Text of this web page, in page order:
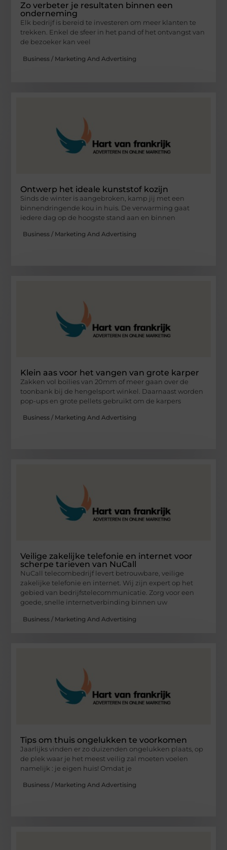
Zo verbeter je resultaten binnen een
onderneming
Elk bedrijf is bereid te investeren om meer klanten te
trekken. Enkel de sfeer in het pand of het ontvangst van
de bezoeker kan veel
Business / Marketing And Advertising
Ontwerp het ideale kunststof kozijn
Sinds de winter is aangebroken, kamp jij met een
binnendringende kou in huis. De verwarming gaat
iedere dag op de hoogste stand aan en binnen
Business / Marketing And Advertising
Klein aas voor het vangen van grote karper
Zakken vol boilies van 20mm of meer gaan over de
toonbank bij de hengelsport winkel. Daarnaast worden
pop-ups en grote pellets gebruikt om de karpers
Business / Marketing And Advertising
Veilige zakelijke telefonie en internet voor
scherpe tarieven van NuCall
NuCall telecombedrijf levert betrouwbare, veilige
zakelijke telefonie en internet. Wij zijn expert op het
gebied van bedrijfstelecommunicatie. Zorg voor een
goede, snelle internetverbinding binnen uw
Business / Marketing And Advertising
Tips om thuis ongelukken te voorkomen
Jaarlijks vinden er zo duizenden ongelukken plaats, op
de plek waar je het meest veilig zal moeten voelen
namelijk : je eigen huis! Omdat je
Business / Marketing And Advertising